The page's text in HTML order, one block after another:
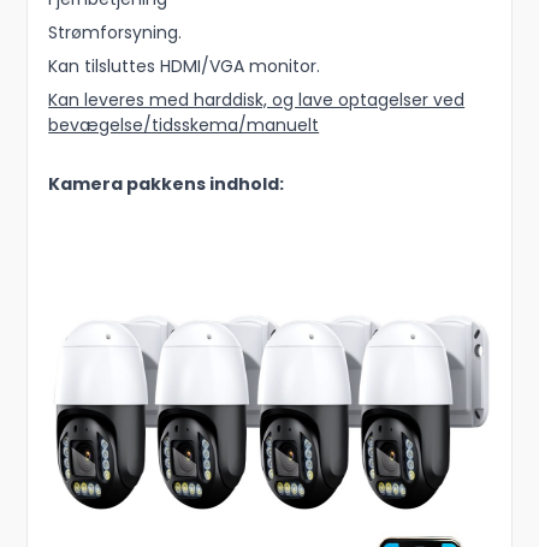
Strømforsyning.
Kan tilsluttes HDMI/VGA monitor.
Kan leveres med harddisk, og lave optagelser ved
bevægelse/tidsskema/manuelt
Kamera pakkens indhold: